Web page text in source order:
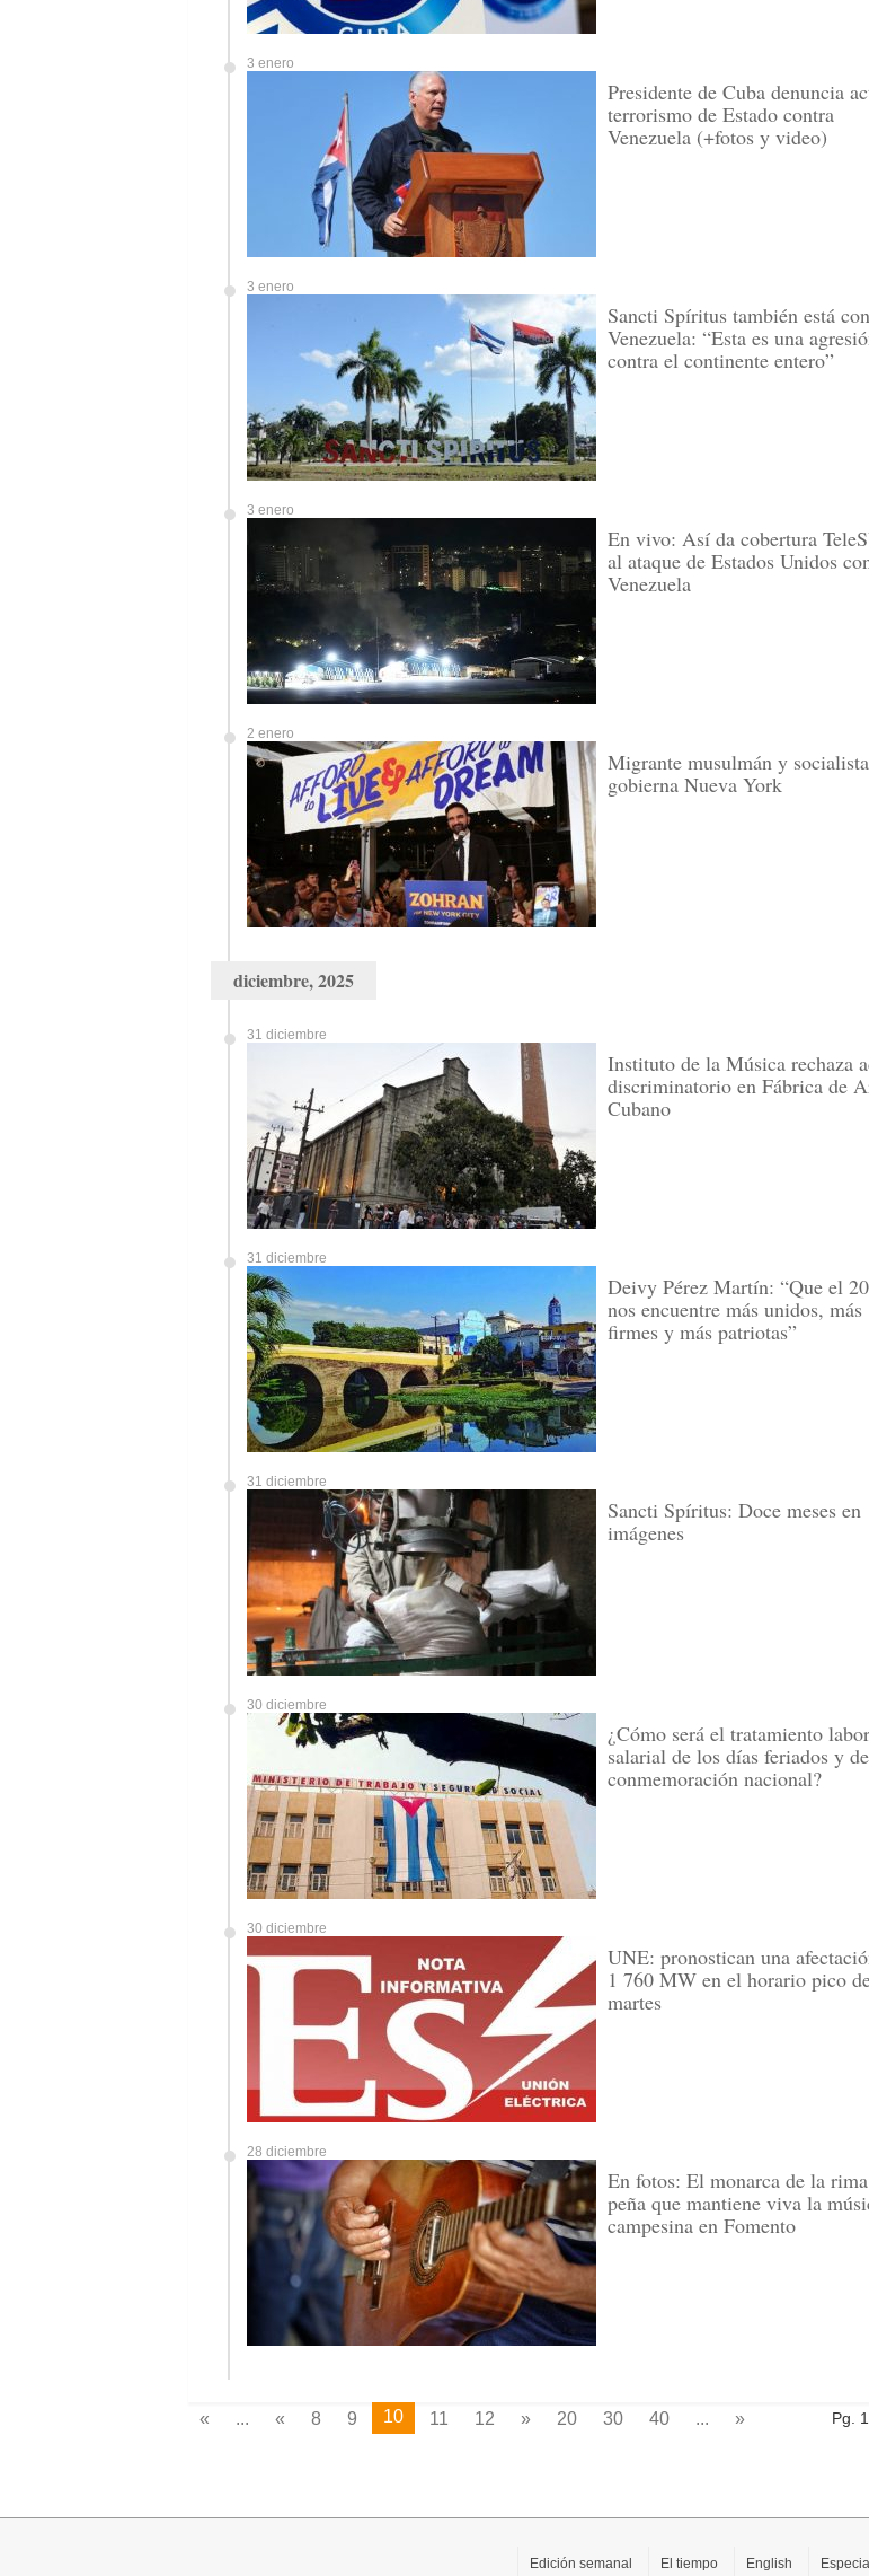
3 enero
Presidente de Cuba denuncia
terrorismo de Estado contra
Venezuela (+fotos y video)
3 enero
Sancti Spíritus también está con
Venezuela: “Esta es una
contra el continente entero”
3 enero
En vivo: Así da cobertura
al ataque de Estados Unidos
Venezuela
2 enero
Migrante musulmán y
gobierna Nueva York
diciembre, 2025
31 diciembre
Instituto de la Música rechaza
discriminatorio en Fábrica de
Cubano
31 diciembre
Deivy Pérez Martín: “Que el
nos encuentre más unidos, más
firmes y más patriotas”
31 diciembre
Sancti Spíritus: Doce meses en
imágenes
30 diciembre
¿Cómo será el tratamiento
salarial de los días feriados y de
conmemoración nacional?
30 diciembre
UNE: pronostican una
1 760 MW en el horario pico
martes
28 diciembre
En fotos: El monarca de la
peña que mantiene viva la
campesina en Fomento
Pg.
« ... « 8 9 10 11 12 » 20 30 40 ... »
Edición semanal El tiempo English